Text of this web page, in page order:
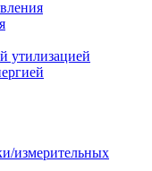
утилизацией
измерительных